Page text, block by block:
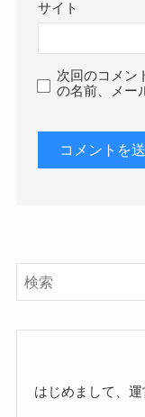
サイト
次回のコメン
の名前、メー
はじめまして、運